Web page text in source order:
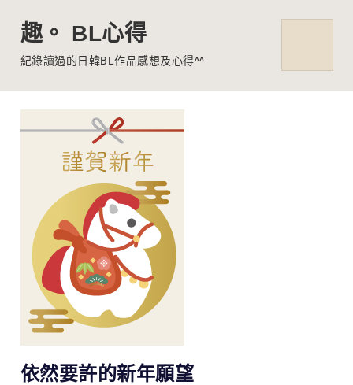
趣。 BL心得
紀錄讀過的日韓BL作品感想及心得^^
依然要許的新年願望